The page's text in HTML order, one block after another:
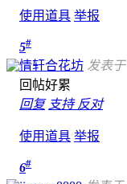
使用道具 举报
5#
情轩合花坊 发表于
回帖好累
回复 支持 反对
使用道具 举报
6#